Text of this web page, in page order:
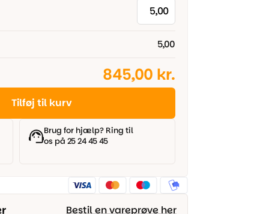
5,00
845,00 kr.
Tilføj til kurv
Brug for hjælp? Ring til
os på 25 24 45 45
Bestil en vareprøve her